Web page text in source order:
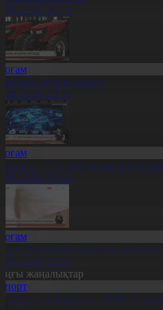
20:13
өндіріс өрледі
20:11
— ел дамуының
20:09
импортына уақытша тыйым
20:07
жаңалықтар
ойындары – 2026» өз